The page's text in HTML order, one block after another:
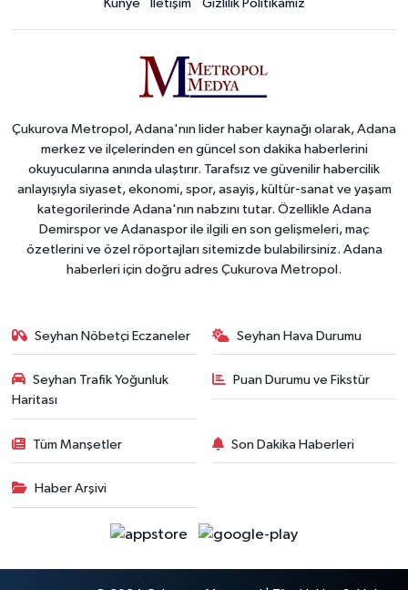
Künye İletişim Gizlilik Politikamız
Çukurova Metropol, Adana'nın lider haber kaynağı olarak, Adana
merkez ve ilçelerinden en güncel son dakika haberlerini
okuyucularına anında ulaştırır. Tarafsız ve güvenilir habercilik
anlayışıyla siyaset, ekonomi, spor, asayiş, kültür-sanat ve yaşam
kategorilerinde Adana'nın nabzını tutar. Özellikle Adana
Demirspor ve Adanaspor ile ilgili en son gelişmeleri, maç
özetlerini ve özel röportajları sitemizde bulabilirsiniz. Adana
haberleri için doğru adres Çukurova Metropol.
Seyhan Nöbetçi Eczaneler Seyhan Hava Durumu
Seyhan Trafik Yoğunluk
Haritası
Puan Durumu ve Fikstür
Tüm Manşetler Son Dakika Haberleri
Haber Arşivi